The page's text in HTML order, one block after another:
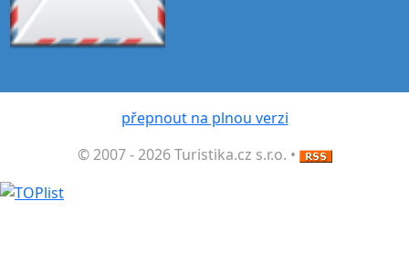
přepnout na plnou verzi
© 2007 - 2026 Turistika.cz s.r.o. •